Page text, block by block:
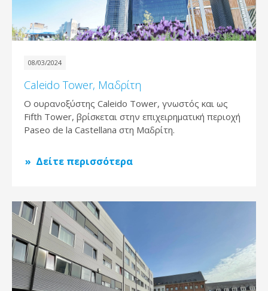
08/03/2024
Caleido Tower, Μαδρίτη
Ο ουρανοξύστης Caleido Tower, γνωστός και ως
Fifth Tower, βρίσκεται στην επιχειρηματική περιοχή
Paseo de la Castellana στη Μαδρίτη.
Δείτε περισσότερα